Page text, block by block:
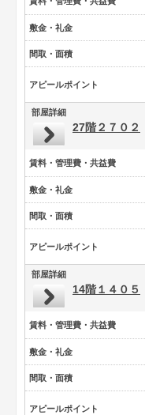
敷金・礼金
間取・面積
アピールポイント
部屋詳細
27階２７０２
賃料・管理費・共益費
敷金・礼金
間取・面積
アピールポイント
部屋詳細
14階１４０５
賃料・管理費・共益費
敷金・礼金
間取・面積
アピールポイント